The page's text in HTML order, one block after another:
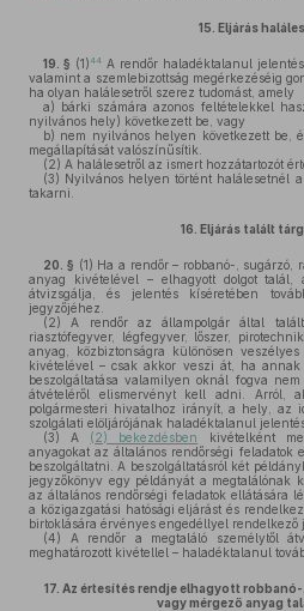
15. Eljárás
19. § (1)44 A rendőr haladéktalanul
valamint a szemlebizottság megérkezéséig
ha olyan halálesetről szerez tudomást, amely
a) bárki számára azonos feltételekkel
nyilvános hely) következett be, vagy
b) nem nyilvános helyen következett be,
megállapítását valószínűsítik.
(2) A halálesetről az ismert hozzátartozót
(3) Nyilvános helyen történt halálesetnél
takarni.
16. Eljárás talált
20. § (1) Ha a rendőr – robbanó-, sugárzó,
anyag kivételével – elhagyott dolgot talál,
átvizsgálja, és jelentés kíséretében
jegyzőjéhez.
(2) A rendőr az állampolgár által
riasztófegyver, légfegyver, lőszer,
anyag, közbiztonságra különösen
kivételével – csak akkor veszi át, ha
beszolgáltatása valamilyen oknál fogva
átvételéről elismervényt kell adni. Arról,
polgármesteri hivatalhoz irányít, a hely, az
szolgálati elöljárójának haladéktalanul
(3) A (2) bekezdésben
kivételként
anyagokat az általános rendőrségi feladatok
beszolgáltatni. A beszolgáltatásról két
jegyzőkönyv egy példányát a megtalálónak
az általános rendőrségi feladatok ellátására
a közigazgatási hatósági eljárást és
birtoklására érvényes engedéllyel rendelkező
(4) A rendőr a megtaláló személytől
meghatározott kivétellel – haladéktalanul
17. Az értesítés rendje elhagyott
vagy mérgező anyag